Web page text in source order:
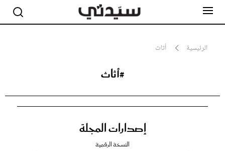
الرئيسية أثاث
#أثاث
إصدارات المجلة
النسخة الرقمية
جمال
صحة ورشاقة